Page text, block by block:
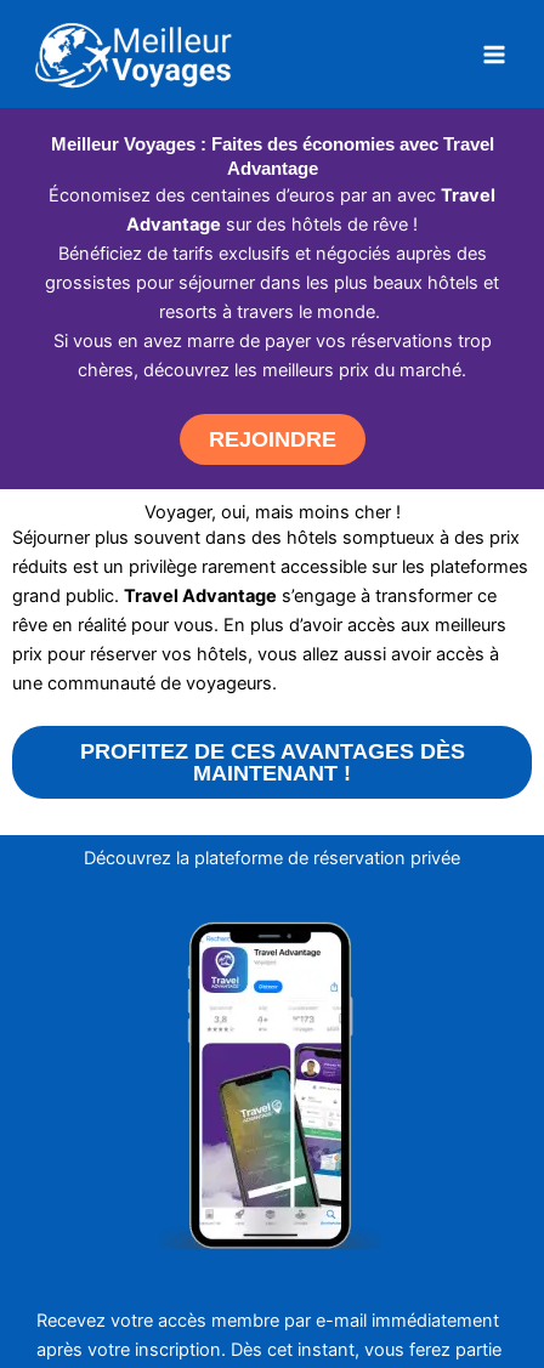
contenu
Meilleur Voyages : Faites des économies avec Travel
Advantage
Économisez des centaines d’euros par an avec Travel
Advantage sur des hôtels de rêve !
Bénéficiez de tarifs exclusifs et négociés auprès des
grossistes pour séjourner dans les plus beaux hôtels et
resorts à travers le monde.
Si vous en avez marre de payer vos réservations trop
chères, découvrez les meilleurs prix du marché.
REJOINDRE
Voyager, oui, mais moins cher !
Séjourner plus souvent dans des hôtels somptueux à des prix
réduits est un privilège rarement accessible sur les plateformes
grand public. Travel Advantage s’engage à transformer ce
rêve en réalité pour vous. En plus d’avoir accès aux meilleurs
prix pour réserver vos hôtels, vous allez aussi avoir accès à
une communauté de voyageurs.
PROFITEZ DE CES AVANTAGES DÈS
MAINTENANT !
Découvrez la plateforme de réservation privée
Recevez votre accès membre par e-mail immédiatement
après votre inscription. Dès cet instant, vous ferez partie